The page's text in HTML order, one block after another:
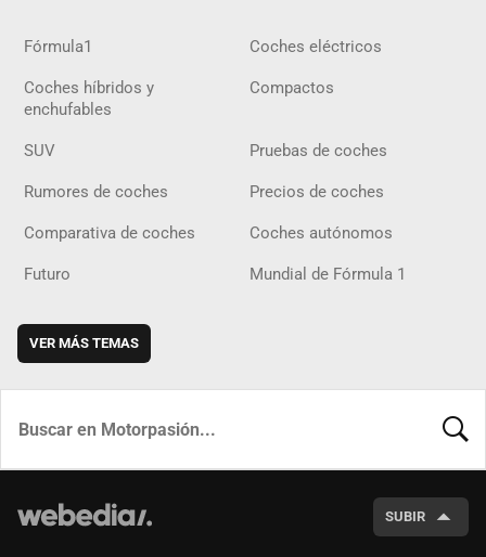
Fórmula1 Coches eléctricos
Coches híbridos y
enchufables
Compactos
SUV Pruebas de coches
Rumores de coches Precios de coches
Comparativa de coches Coches autónomos
Futuro Mundial de Fórmula 1
VER MÁS TEMAS
SUBIR